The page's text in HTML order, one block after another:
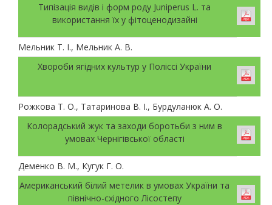
Типізація видів і форм роду Juniperus L. та
використання їх у фітоценодизайні
Мельник Т. І., Мельник А. В.
Хвороби ягідних культур у Поліссі України
Рожкова Т. О., Татаринова В. І., Бурдуланюк А. О.
Колорадський жук та заходи боротьби з ним в
умовах Чернігівської області
Деменко В. М., Кугук Г. О.
Американський білий метелик в умовах України та
північно-східного Лісостепу